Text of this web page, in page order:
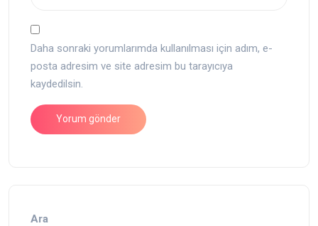
Daha sonraki yorumlarımda kullanılması için adım, e-
posta adresim ve site adresim bu tarayıcıya
kaydedilsin.
Ara